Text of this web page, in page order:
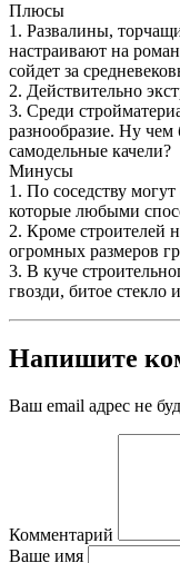
Плюсы
1. Развалины,
настраивают на
сойдет за
2. Действительно
3. Среди
разнообразие. Ну
самодельные качели?
Минусы
1. По соседству
которые любыми
2. Кроме строителей
огромных размеров
3. В куче
гвозди, битое
Напишите
Ваш email адрес не
Комментарий
Ваше имя